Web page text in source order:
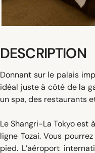
DESCRIPTION
Donnant sur le palais
idéal juste à côté de la
un spa, des restaurants
Le Shangri-La Tokyo est
ligne Tozai. Vous
pied. L’aéroport